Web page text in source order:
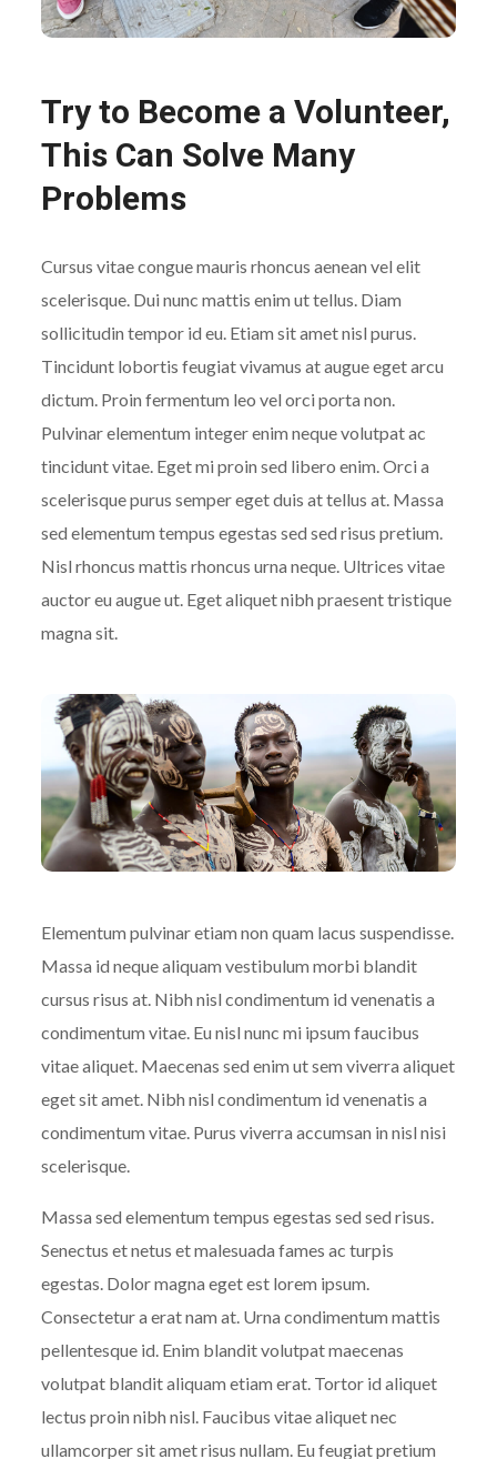
Try to Become a Volunteer,
This Can Solve Many
Problems
Cursus vitae congue mauris rhoncus aenean vel elit
scelerisque. Dui nunc mattis enim ut tellus. Diam
sollicitudin tempor id eu. Etiam sit amet nisl purus.
Tincidunt lobortis feugiat vivamus at augue eget arcu
dictum. Proin fermentum leo vel orci porta non.
Pulvinar elementum integer enim neque volutpat ac
tincidunt vitae. Eget mi proin sed libero enim. Orci a
scelerisque purus semper eget duis at tellus at. Massa
sed elementum tempus egestas sed sed risus pretium.
Nisl rhoncus mattis rhoncus urna neque. Ultrices vitae
auctor eu augue ut. Eget aliquet nibh praesent tristique
magna sit.
Elementum pulvinar etiam non quam lacus suspendisse.
Massa id neque aliquam vestibulum morbi blandit
cursus risus at. Nibh nisl condimentum id venenatis a
condimentum vitae. Eu nisl nunc mi ipsum faucibus
vitae aliquet. Maecenas sed enim ut sem viverra aliquet
eget sit amet. Nibh nisl condimentum id venenatis a
condimentum vitae. Purus viverra accumsan in nisl nisi
scelerisque.
Massa sed elementum tempus egestas sed sed risus.
Senectus et netus et malesuada fames ac turpis
egestas. Dolor magna eget est lorem ipsum.
Consectetur a erat nam at. Urna condimentum mattis
pellentesque id. Enim blandit volutpat maecenas
volutpat blandit aliquam etiam erat. Tortor id aliquet
lectus proin nibh nisl. Faucibus vitae aliquet nec
ullamcorper sit amet risus nullam. Eu feugiat pretium